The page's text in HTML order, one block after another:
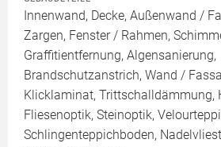
Innenwand, Decke, Außenwand /
Zargen, Fenster / Rahmen,
Graffitientfernung, Algensanierung,
Brandschutzanstrich, Wand /
Klicklaminat, Trittschalldämmung,
Fliesenoptik, Steinoptik,
Schlingenteppichboden,